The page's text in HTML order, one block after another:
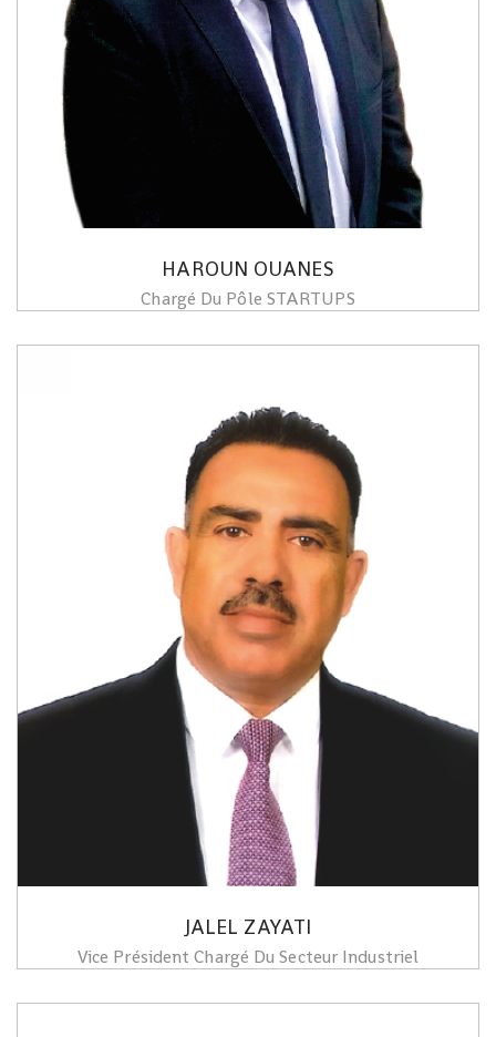
HAROUN OUANES
Chargé Du Pôle STARTUPS
JALEL ZAYATI
Vice Président Chargé Du Secteur Industriel